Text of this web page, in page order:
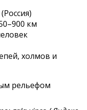
км
холмов и